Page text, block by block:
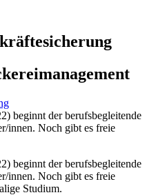
beginnt der berufsbegleitende
innen. Noch gibt es freie
beginnt der berufsbegleitende
innen. Noch gibt es freie
Studium.